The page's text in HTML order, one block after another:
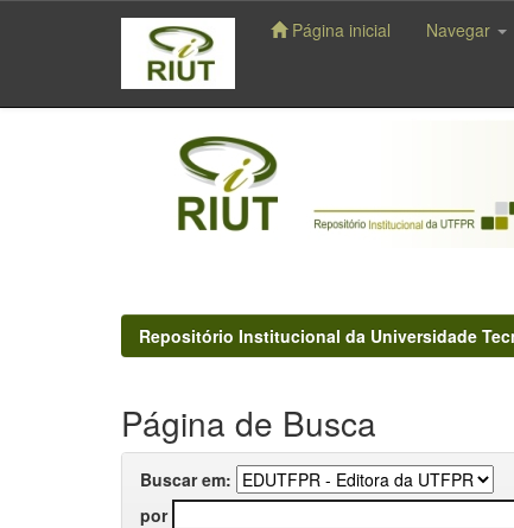
navigation
Página inicial Navegar
Repositório Institucional da Universidade
Página de Busca
Buscar em:
por